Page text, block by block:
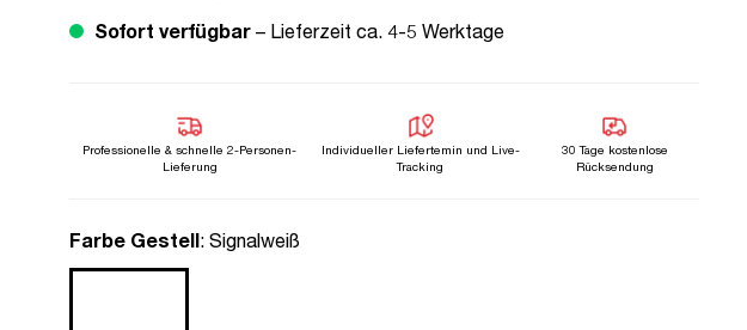
Sofort verfügbar– Lieferzeit ca. 4-5 Werktage
Professionelle & schnelle 2-Personen-
Lieferung
Individueller Liefertemin und Live-
Tracking
30 Tage kostenlose
Rücksendung
Farbe Gestellauswählen
: Signalweiß